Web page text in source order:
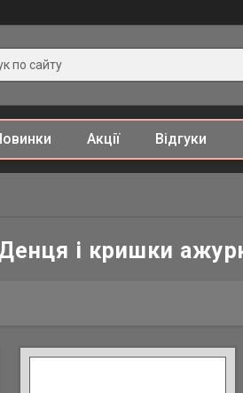
Акції Відгуки
і кришки